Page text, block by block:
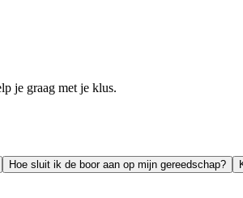
je graag met je klus.
Hoe sluit ik de boor aan op mijn gereedschap?